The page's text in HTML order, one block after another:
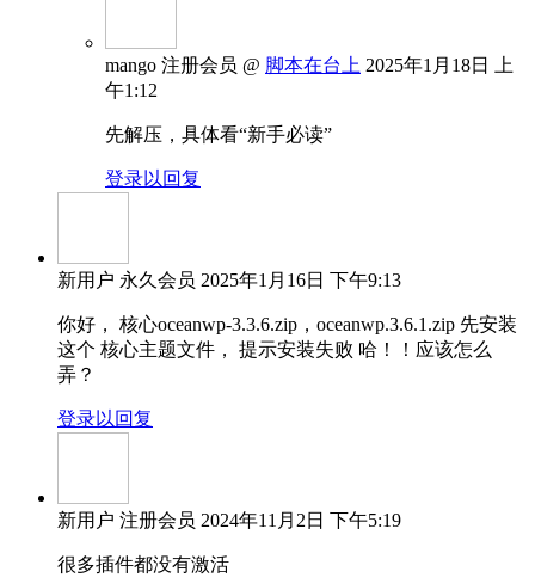
mango 注册会员 @ 脚本在台上 2025年1月18日 上
午1:12
先解压，具体看“新手必读”
登录以回复
新用户 永久会员 2025年1月16日 下午9:13
你好， 核心oceanwp-3.3.6.zip，oceanwp.3.6.1.zip 先安装
这个 核心主题文件， 提示安装失败 哈！！应该怎么
弄？
登录以回复
新用户 注册会员 2024年11月2日 下午5:19
很多插件都没有激活